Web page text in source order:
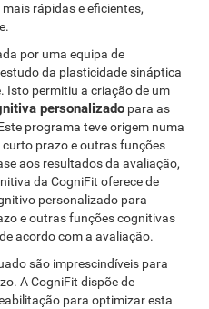
rápidas e eficientes,
por uma equipa de
da plasticidade sináptica
Isto permitiu a criação de um
personalizado para as
programa teve origem numa
prazo e outras funções
aos resultados da avaliação,
da CogniFit oferece de
personalizado para
e outras funções cognitivas
acordo com a avaliação.
são imprescindíveis para
A CogniFit dispõe de
para optimizar esta